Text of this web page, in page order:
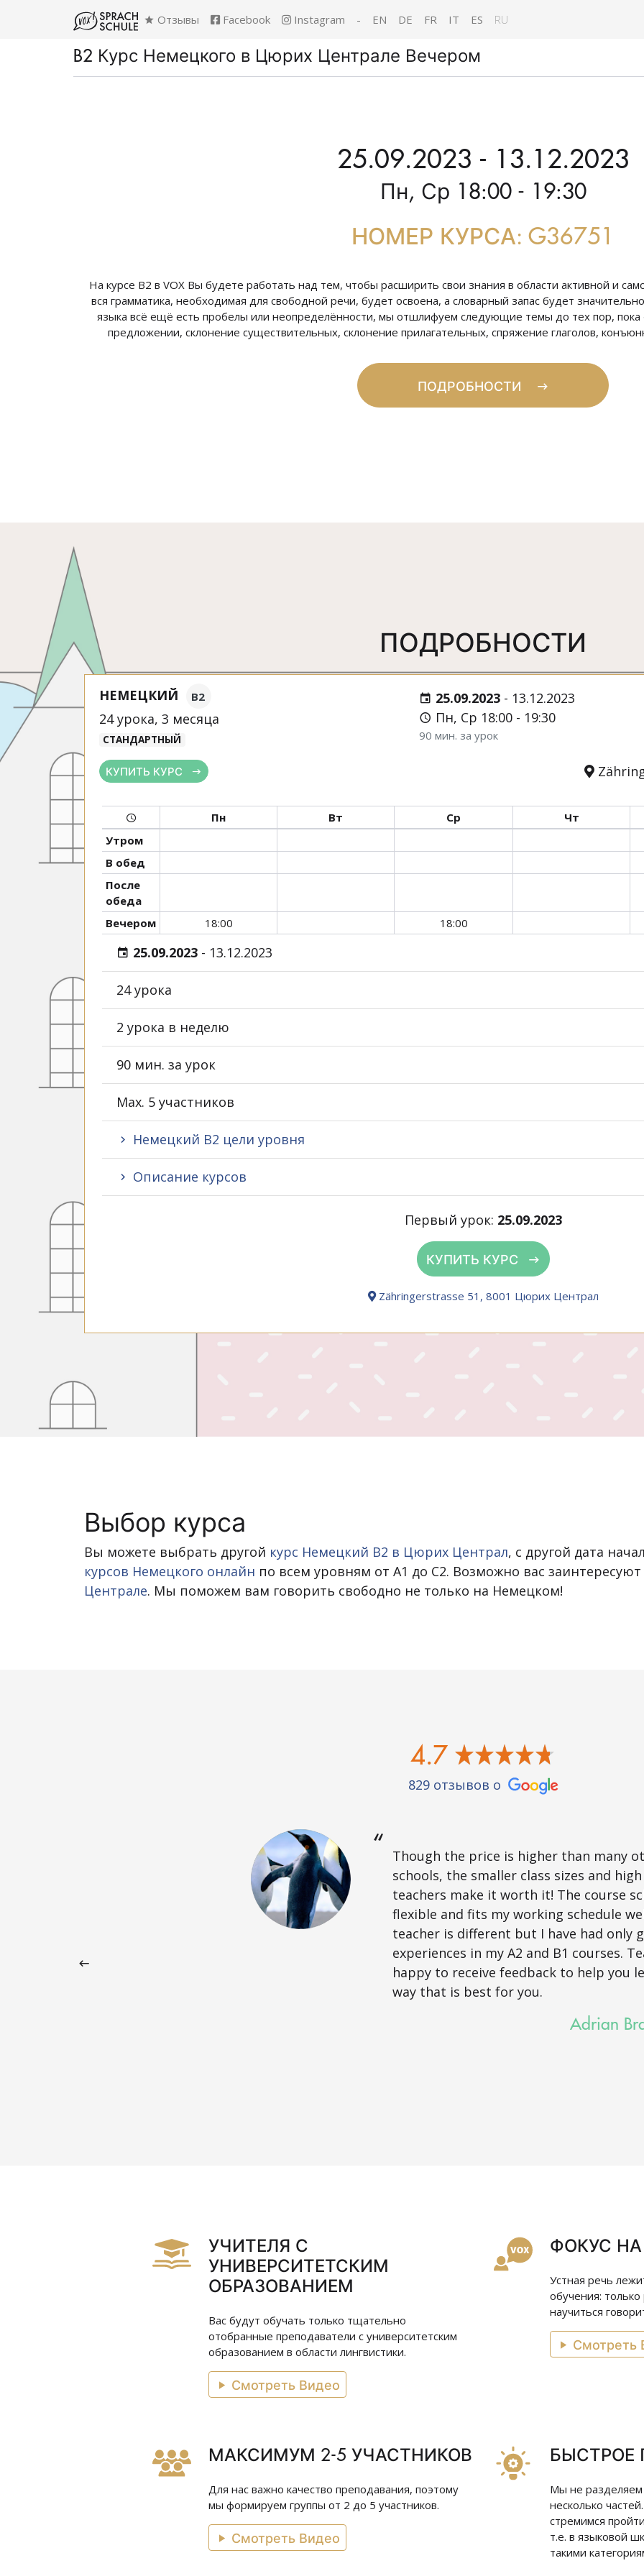
Отзывы Facebook Instagram - EN DE FR IT ES RU
B2 Курс Немецкого в Цюрих Централе Вечером
25.09.2023 - 13.12.2023
Пн, Ср 18:00 - 19:30
НОМЕР КУРСА: G36751
На курсе В2 в VOX Вы будете работать над тем, чтобы расширить свои знания в области активной и
вся грамматика, необходимая для свободной речи, будет освоена, а словарный запас будет
языка всё ещё есть пробелы или неопределённости, мы отшлифуем следующие темы до тех пор, пока
предложении, склонение существительных, склонение прилагательных, спряжение глаголов,
ПОДРОБНОСТИ
ПОДРОБНОСТИ
НЕМЕЦКИЙ B2
24 урока, 3 месяца
СТАНДАРТНЫЙ
25.09.2023 - 13.12.2023
Пн, Ср 18:00 - 19:30
90 мин. за урок
КУПИТЬ КУРС
Пн Вт Ср Чт
Утром
В обед
После
обеда
Вечером
18:00 18:00
25.09.2023 - 13.12.2023
24 урока
2 урока в неделю
90 мин. за урок
Max. 5 участников
Немецкий B2 цели уровня
Описание курсов
Первый урок: 25.09.2023
КУПИТЬ КУРС
Zähringerstrasse 51, 8001 Цюрих Централ
Выбор курса
Вы можете выбрать другой курс Немецкий B2 в Цюрих Централ, с другой дата
курсов Немецкого онлайн по всем уровням от A1 до C2. Возможно вас заинтересуют
Централе. Мы поможем вам говорить свободно не только на Немецком!
4.7
829 отзывов о
Though the price is higher than many
schools, the smaller class sizes and
teachers make it worth it! The course
flexible and fits my working schedule
teacher is different but I have had only
experiences in my A2 and B1 courses.
happy to receive feedback to help you
way that is best for you.
Adrian
УЧИТЕЛЯ С
УНИВЕРСИТЕТСКИМ
ОБРАЗОВАНИЕМ
Вас будут обучать только тщательно
отобранные преподаватели с университетским
образованием в области лингвистики.
Смотреть Видео
ФОКУС
Устная речь
обучения:
научиться
Смотреть
МАКСИМУМ 2-5 УЧАСТНИКОВ
Для нас важно качество преподавания, поэтому
мы формируем группы от 2 до 5 участников.
Смотреть Видео
БЫСТРОЕ
Мы не разделяем
несколько
стремимся
т.е. в языковой
такими